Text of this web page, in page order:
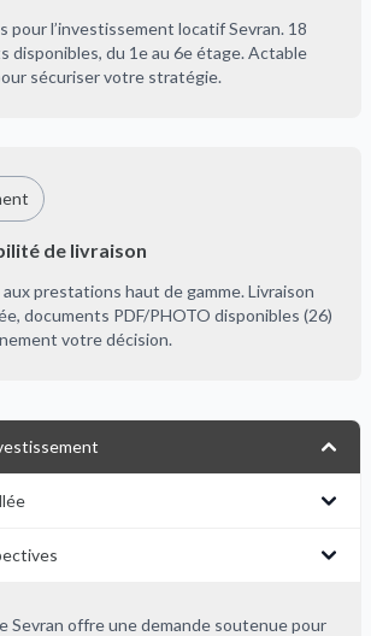
pour l’investissement locatif Sevran. 18
disponibles, du 1e au 6e étage. Actable
sécuriser votre stratégie.
de livraison
prestations haut de gamme. Livraison
documents PDF/PHOTO disponibles (26)
votre décision.
Sevran offre une demande soutenue pour